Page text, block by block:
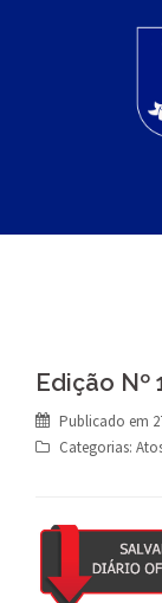
Edição Nº
Publicado em
Categorias: